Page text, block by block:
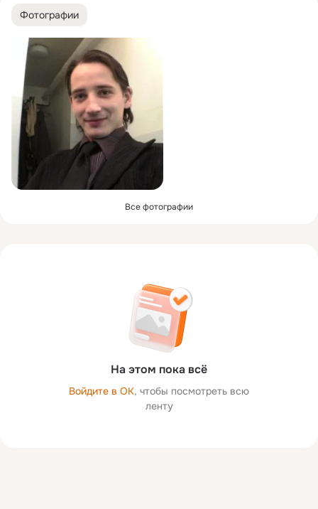
Фотографии
Все фотографии
На этом пока всё
Войдите в ОК, чтобы посмотреть всю
ленту